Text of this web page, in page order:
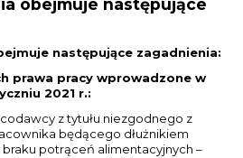
obejmuje następujące
następujące zagadnienia:
prawa pracy wprowadzone w
2021 r.:
z tytułu niezgodnego z
będącego dłużnikiem
potrąceń alimentacyjnych –